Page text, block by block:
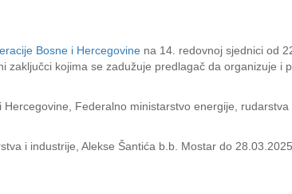
Bosne i Hercegovine na 14. redovnoj sjednici od
kojima se zadužuje predlagač da organizuje i
Federalno ministarstvo energije, rudarstva
i industrije, Alekse Šantića b.b. Mostar do